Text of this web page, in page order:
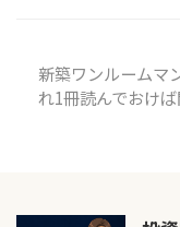
新築ワンルームマ
れ1冊読んでおけ